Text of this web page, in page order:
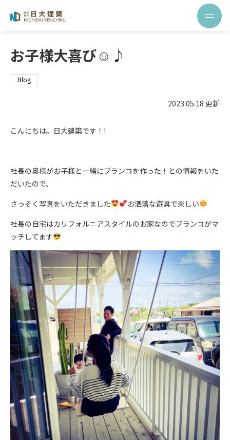
お子様大喜び☺♪
Blog
2023.05.18 更新
こんにちは。日大建築です！!
社長の奥様がお子様と一緒にブランコを作った！との情報をいた
だいたので、
さっそく写真をいただきました
お洒落な遊具で楽しい
社長の自宅はカリフォルニアスタイルのお家なのでブランコがマ
ッチしてます